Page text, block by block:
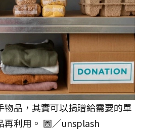
物品，其實可以捐贈給需要的單
再利用。 圖／unsplash